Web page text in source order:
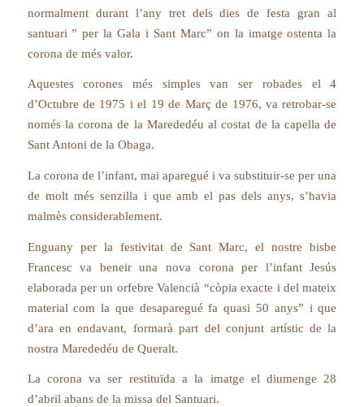
normalment durant l’any tret dels dies de festa gran al
santuari ” per la Gala i Sant Marc” on la imatge ostenta la
corona de més valor.
Aquestes corones més simples van ser robades el 4
d’Octubre de 1975 i el 19 de Març de 1976, va retrobar-se
només la corona de la Marededéu al costat de la capella de
Sant Antoni de la Obaga.
La corona de l’infant, mai aparegué i va substituir-se per una
de molt més senzilla i que amb el pas dels anys, s’havia
malmès considerablement.
Enguany per la festivitat de Sant Marc, el nostre bisbe
Francesc va beneir una nova corona per l’infant Jesús
elaborada per un orfebre Valencià “còpia exacte i del mateix
material com la que desaparegué fa quasi 50 anys” i que
d’ara en endavant, formarà part del conjunt artístic de la
nostra Marededéu de Queralt.
La corona va ser restituïda a la imatge el diumenge 28
d’abril abans de la missa del Santuari.